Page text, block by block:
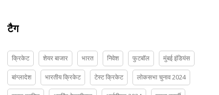
टैग
क्रिकेट शेयर बाजार भारत निवेश फुटबॉल मुंबई इंडियंस
बांग्लादेश भारतीय क्रिकेट टेस्ट क्रिकेट लोकसभा चुनाव 2024